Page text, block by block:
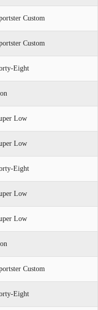
Custom
Custom
Eight
Low
Low
Eight
Low
Low
Custom
Eight